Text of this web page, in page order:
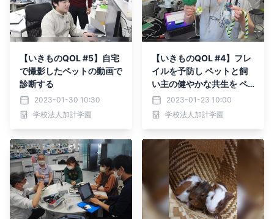
【いきものQOL #5】自宅
で撮影したペットの動画で
診断する
2023-01-30 10:30
学校法人加計学園
【いきものQOL #4】フレ
イルを予防し ペットと飼
い主の健やかな共生を ペ
ットフレイルの早期診断デ
バイスの開発
2023-01-23 10:00
学校法人加計学園